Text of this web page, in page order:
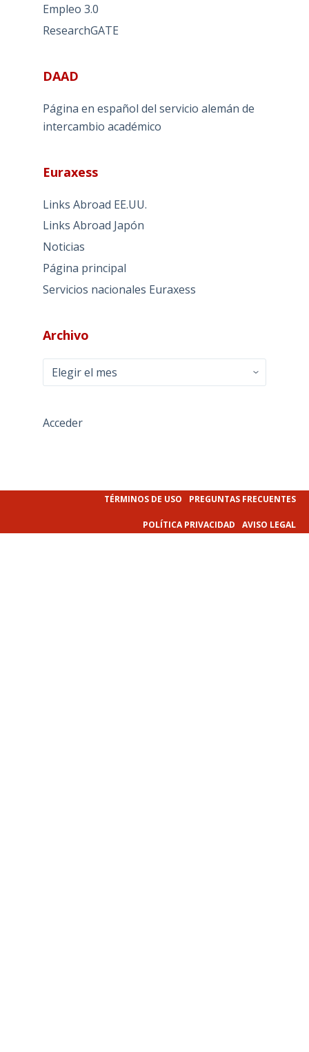
Empleo 3.0
ResearchGATE
DAAD
Página en español del servicio alemán de
intercambio académico
Euraxess
Links Abroad EE.UU.
Links Abroad Japón
Noticias
Página principal
Servicios nacionales Euraxess
Archivo
Archivo
Acceder
TÉRMINOS DE USO PREGUNTAS FRECUENTES
POLÍTICA PRIVACIDAD AVISO LEGAL